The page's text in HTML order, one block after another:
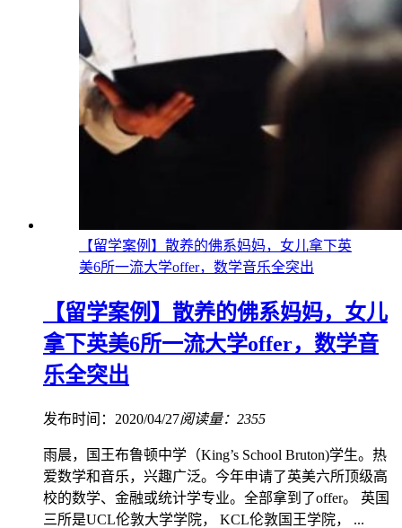
【留学案例】散养的佛系妈妈，女儿拿下英
美6所一流大学offer，数学音乐全突出
【留学案例】散养的佛系妈妈，女儿
拿下英美6所一流大学offer，数学音
乐全突出
发布时间：2020/04/27阅读量：2355
雨晨，国王布鲁顿中学（King’s School Bruton)学生。热
爱数学和音乐，兴趣广泛。今年申请了英美六所顶级高
校的数学、金融或统计学专业。全部拿到了offer。 英国
三所是UCL伦敦大学学院， KCL伦敦国王学院， ...